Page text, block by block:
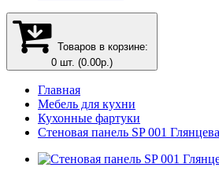
Товаров в корзине:
0 шт. (0.00р.)
Главная
Мебель для кухни
Кухонные фартуки
Стеновая панель SP 001